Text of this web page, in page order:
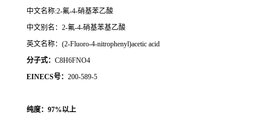
中文名称:2-氟-4-硝基苯乙酸
中文别名：2-氟-4-硝基苯基乙酸
英文名称：(2-Fluoro-4-nitrophenyl)acetic acid
分子式： C8H6FNO4
EINECS号： 200-589-5
纯度：97%以上